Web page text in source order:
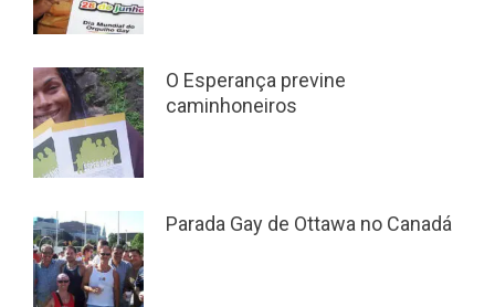
O Esperança previne
caminhoneiros
Parada Gay de Ottawa no Canadá